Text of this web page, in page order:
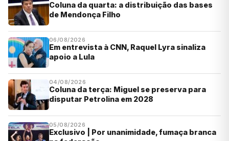
Coluna da quarta: a distribuição das bases
de Mendonça Filho
06/08/2026
Em entrevista à CNN, Raquel Lyra sinaliza
apoio a Lula
04/08/2026
Coluna da terça: Miguel se preserva para
disputar Petrolina em 2028
05/08/2026
Exclusivo | Por unanimidade, fumaça branca